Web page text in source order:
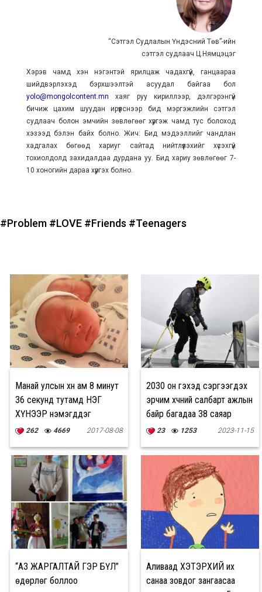
“Сэтгэл Судлалын Үндэсний Төв”-ийн
сэтгэл судлаач Ц.Нямцэцэг
Хэрэв чамд хэн нэгэнтэй ярилцаж чадахгүй, ганцаараа
шийдвэрлэхэд бэрхшээлтэй асуудал байгаа бол
yolo@mongolcontent.mnхаяг руу кириллээр, дэлгэрэнгүй
бичиж цахим шуудан ирүүлснээр бид мэргэжлийн сэтгэл
судлаач болон эмчийн зөвлөгөөг хүргэж чамд тус болоход
хэзээд бэлэн байх болно. Жич: Бид мэдээллийг чандлан
хадгалах бөгөөд хариуг сайтад нийтлүүлэхийг хүсэхгүй
тохиолдолд захидалдаа дурдана уу. Бид хариу зөвлөгөөг 7-
10 хоногийн дараа хүргэх болно.
#Problem #LOVE #Friends #Teenagers
Манай улсын хүн ам 8 минут
36 секунд тутамд НЭГ
ХҮНЭЭР нэмэгддэг
262 4669 2017-08-08
2030 он гэхэд сэргээгдэх
эрчим хүчний салбарт ажлын
байр багадаа 38 саяар
нэмэгдэнэ
23 1253 2023-11-15
“АЗ ЖАРГАЛТАЙ ГЭР БҮЛ”
өдөрлөг боллоо
Аливаад ХЭТЭРХИЙ их
санаа зовдог зангаасаа